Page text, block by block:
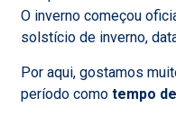
O inverno começou
solstício de inverno,
Por aqui, gostamos
período como tempo